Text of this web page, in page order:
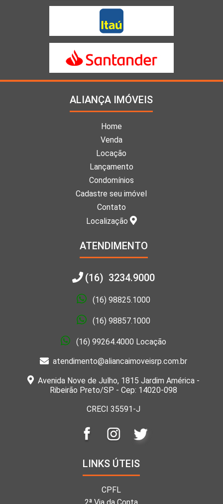
ALIANÇA IMÓVEIS
Home
Venda
Locação
Lançamento
Condomínios
Cadastre seu imóvel
Contato
Localização
ATENDIMENTO
(16) 3234.9000
(16) 98825.1000
(16) 98857.1000
(16) 99264.4000 Locação
atendimento@aliancaimoveisrp.com.br
Avenida Nove de Julho, 1815 Jardim América -
Ribeirão Preto/SP - Cep: 14020-098
CRECI 35591-J
LINKS ÚTEIS
CPFL